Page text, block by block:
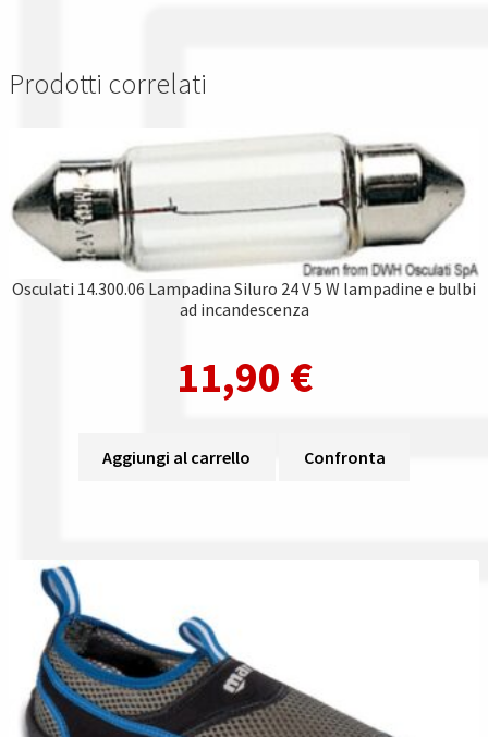
Prodotti correlati
Osculati 14.300.06 Lampadina Siluro 24 V 5 W lampadine e bulbi
ad incandescenza
11,90 €
Aggiungi al carrello Confronta